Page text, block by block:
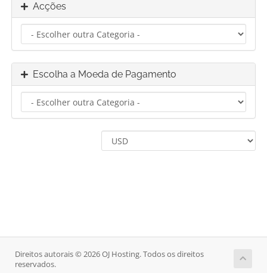
Acções
Escolha a Moeda de Pagamento
Direitos autorais © 2026 OJ Hosting. Todos os direitos
reservados.